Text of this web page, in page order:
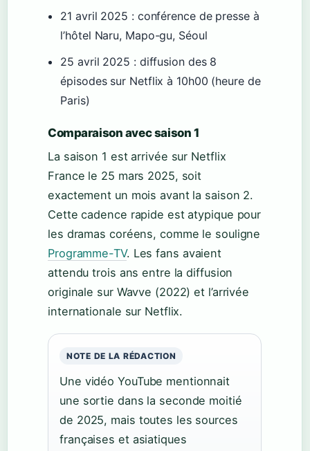
21 avril 2025 : conférence de presse à
l’hôtel Naru, Mapo-gu, Séoul
25 avril 2025 : diffusion des 8
épisodes sur Netflix à 10h00 (heure de
Paris)
Comparaison avec saison 1
La saison 1 est arrivée sur Netflix
France le 25 mars 2025, soit
exactement un mois avant la saison 2.
Cette cadence rapide est atypique pour
les dramas coréens, comme le souligne
Programme-TV. Les fans avaient
attendu trois ans entre la diffusion
originale sur Wavve (2022) et l’arrivée
internationale sur Netflix.
NOTE DE LA RÉDACTION
Une vidéo YouTube mentionnait
une sortie dans la seconde moitié
de 2025, mais toutes les sources
françaises et asiatiques